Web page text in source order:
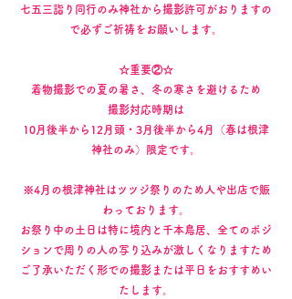
​七五三詣り同行のみ神社から撮影許可がおりますの
で必ずご祈祷をお願いします。
☆重要②☆
着物撮影での夏の暑さ、冬の寒さを避けるため
撮影対応時期は
10月後半から12月頭・3月後半から4月（春は根津
神社のみ）限定です。
※4月の根津神社はツツジ祭りのため人や出店で賑
わっております。
お祭り中の土日は特に境内と千本鳥居、全てのポジ
ションで周りの人の写り込みが激しくなりますため
​ご了承いただく形での撮影または平日をおすすめい
たします。